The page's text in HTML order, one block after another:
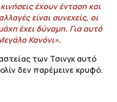
έχουν ένταση και
είναι συνεχείς, οι
έχει δύναμη. Για αυτό
Κανόνι».
των Τσινγκ αυτό
δεν παρέμεινε κρυφό.